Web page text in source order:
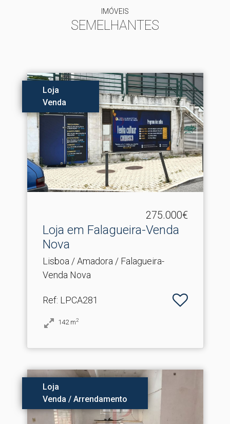
IMÓVEIS
SEMELHANTES
Loja
Venda
275.000€
Loja em Falagueira-Venda
Nova
Lisboa / Amadora / Falagueira-
Venda Nova
Ref: LPCA281
142 m2
Loja
Venda / Arrendamento